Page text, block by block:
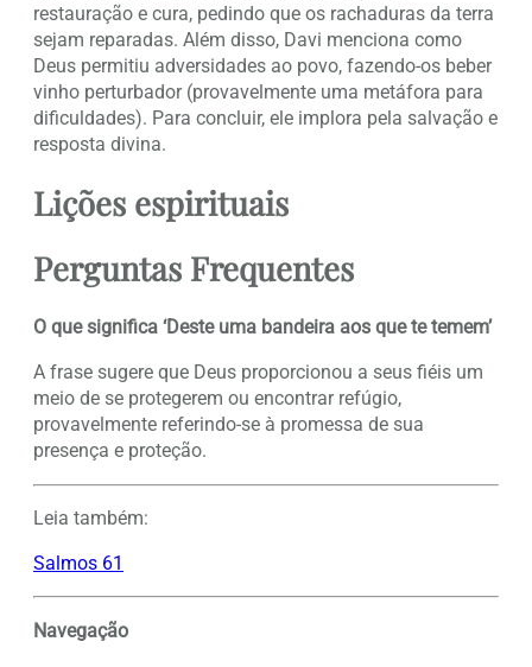
restauração e cura, pedindo que os rachaduras da terra
sejam reparadas. Além disso, Davi menciona como
Deus permitiu adversidades ao povo, fazendo-os beber
vinho perturbador (provavelmente uma metáfora para
dificuldades). Para concluir, ele implora pela salvação e
resposta divina.
Lições espirituais
Perguntas Frequentes
O que significa ‘Deste uma bandeira aos que te temem’
A frase sugere que Deus proporcionou a seus fiéis um
meio de se protegerem ou encontrar refúgio,
provavelmente referindo-se à promessa de sua
presença e proteção.
Leia também:
Salmos 61
Navegação